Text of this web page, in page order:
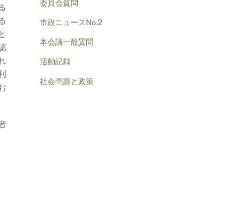
委員会質問
市政ニュースNo.2
本会議一般質問
活動記録
社会問題と政策